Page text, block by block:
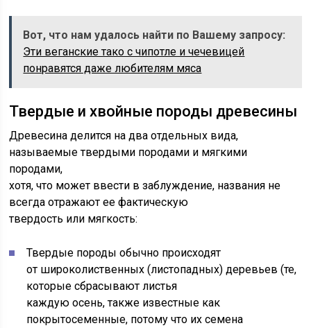
Вот, что нам удалось найти по Вашему запросу:
Эти веганские тако с чипотле и чечевицей
понравятся даже любителям мяса
Твердые и хвойные породы древесины
Древесина делится на два отдельных вида,
называемые твердыми породами и мягкими
породами,
хотя, что может ввести в заблуждение, названия не
всегда отражают ее фактическую
твердость или мягкость:
Твердые породы обычно происходят
от широколиственных (листопадных) деревьев (те,
которые сбрасывают листья
каждую осень, также известные как
покрытосеменные, потому что их семена